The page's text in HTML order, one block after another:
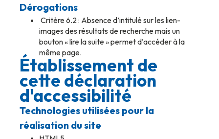
Dérogations
Critère 6.2 : Absence d’intitulé sur les lien-
images des résultats de recherche mais un
bouton « lire la suite » permet d’accéder à la
même page.
Établissement de
cette déclaration
d'accessibilité
Technologies utilisées pour la
réalisation du site